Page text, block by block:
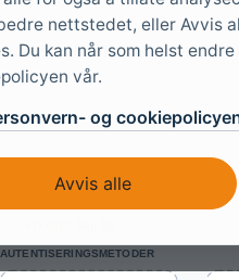
støtter WS-Federation
nettstedet, eller Avvis
Du kan når som helst
vår.
og
Avvis alle